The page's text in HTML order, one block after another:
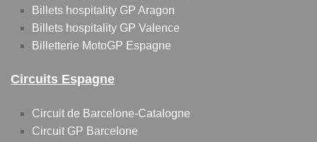
Billets hospitality GP Aragon
Billets hospitality GP Valence
Billetterie MotoGP Espagne
Circuits Espagne
Circuit de Barcelone-Catalogne
Circuit GP Barcelone